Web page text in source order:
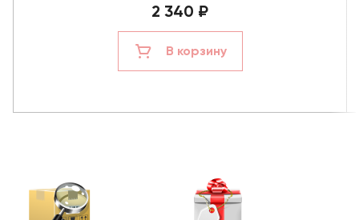
2 340 ₽
В корзину